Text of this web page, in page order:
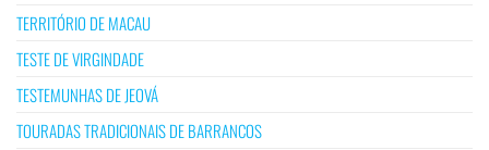
TERRITÓRIO DE MACAU
TESTE DE VIRGINDADE
TESTEMUNHAS DE JEOVÁ
TOURADAS TRADICIONAIS DE BARRANCOS